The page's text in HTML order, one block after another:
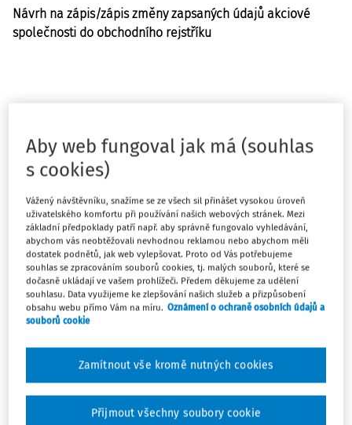
Návrh na zápis/zápis změny zapsaných údajů akciové
společnosti do obchodního rejstříku
Aby web fungoval jak má (souhlas
s cookies)
Vážený návštěvníku, snažíme se ze všech sil přinášet vysokou úroveň
uživatelského komfortu při používání našich webových stránek. Mezi
základní předpoklady patří např. aby správně fungovalo vyhledávání,
abychom vás neobtěžovali nevhodnou reklamou nebo abychom měli
dostatek podnětů, jak web vylepšovat. Proto od Vás potřebujeme
souhlas se zpracováním souborů cookies, tj. malých souborů, které se
dočasně ukládají ve vašem prohlížeči. Předem děkujeme za udělení
souhlasu. Data využijeme ke zlepšování našich služeb a přizpůsobení
obsahu webu přímo Vám na míru. Oznámení o ochraně osobních údajů a
souborů cookie
Zamítnout vše kromě nutných cookies
Přijmout všechny soubory cookie